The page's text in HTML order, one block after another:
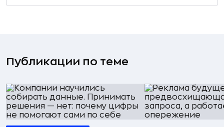
Публикации по теме